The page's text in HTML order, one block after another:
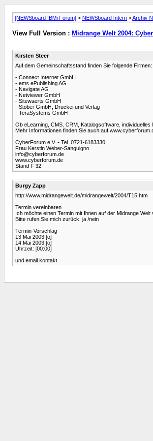
[NEWSboard IBMi Forum] > NEWSboard Intern >Archiv
View Full Version : Midrange Welt 2004:
Kirsten Steer
Auf dem Gemeinschaftsstand finden Sie folgende Firmen:
- Connect Internet GmbH
- ems ePublishing AG
- Navigate AG
- Netviewer GmbH
- Sitewaerts GmbH
- Stober GmbH, Druckei und Verlag
- TeraSystems GmbH
Ob eLearning, CMS, CRM, Katalogsoftware,
Mehr Informationen finden Sie auch auf
CyberForum e.V. • Tel. 0721-6183330
Frau Kerstin Weber-Sanguigno
info@cyberforum.de
www.cyberforum.de
Stand F 32
Burgy Zapp
http://www.midrangewelt.de/midrangewelt/2004/T15.htm
Termin vereinbaren
Ich möchte einen Termin mit Ihnen auf der Midrange Welt
Bitte rufen Sie mich zurück: ja /nein
Termin-Vorschlag
13 Mai 2003 [o]
14 Mai 2003 [o]
Uhrzeit: [00:00]
und email kontakt